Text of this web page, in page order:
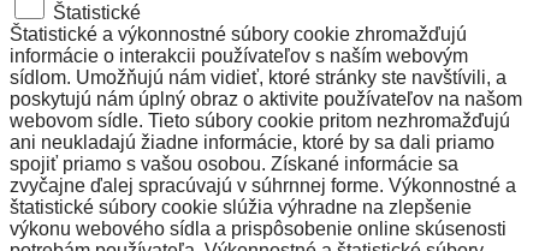
Štatistické
Štatistické a výkonnostné súbory cookie zhromažďujú
informácie o interakcii používateľov s naším webovým
sídlom. Umožňujú nám vidieť, ktoré stránky ste navštívili, a
poskytujú nám úplný obraz o aktivite používateľov na našom
webovom sídle. Tieto súbory cookie pritom nezhromažďujú
ani neukladajú žiadne informácie, ktoré by sa dali priamo
spojiť priamo s vašou osobou. Získané informácie sa
zvyčajne ďalej spracúvajú v súhrnnej forme. Výkonnostné a
štatistické súbory cookie slúžia výhradne na zlepšenie
výkonu webového sídla a prispôsobenie online skúsenosti